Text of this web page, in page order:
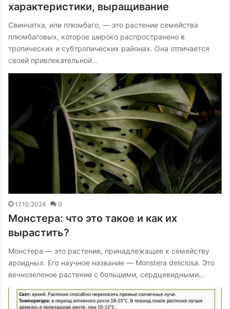
характеристики, выращивание
Свинчатка, или плюмбаго, — это растение семейства
плюмбаговых, которое широко распространено в
тропических и субтропических районах. Она отличается
своей привлекательной…
17.10.2024 0
Монстера: что это такое и как их
вырастить?
Монстера — это растение, принадлежащее к семейству
ароидных. Его научное название — Monstera deliciosa. Это
вечнозеленое растение с большими, сердцевидными…